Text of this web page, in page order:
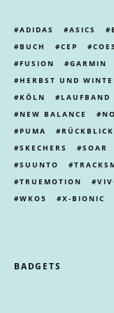
ADIDAS ASICS
BUCH
CEP
FUSION
GARMIN
HERBST UND
KÖLN
LAUFBAND
NEW BALANCE
PUMA
RÜCKBLICK
SKECHERS
SOAR
SUUNTO
TRUEMOTION
WKO5
X-BIONIC
BADGETS